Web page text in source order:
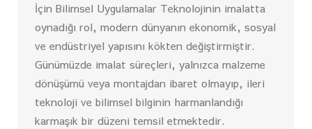
İçin Bilimsel Uygulamalar Teknolojinin imalatta
oynadığı rol, modern dünyanın ekonomik, sosyal
ve endüstriyel yapısını kökten değiştirmiştir.
Günümüzde imalat süreçleri, yalnızca malzeme
dönüşümü veya montajdan ibaret olmayıp, ileri
teknoloji ve bilimsel bilginin harmanlandığı
karmaşık bir düzeni temsil etmektedir.